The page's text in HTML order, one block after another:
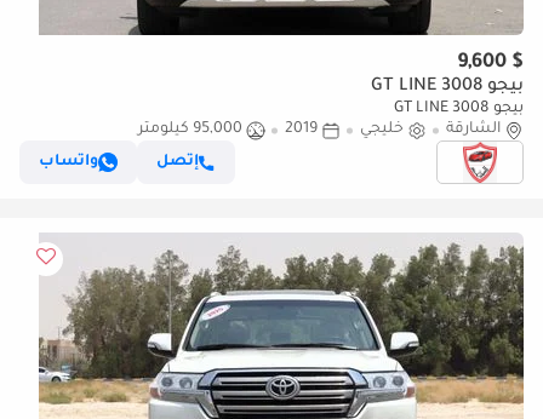
$ 9,600
بيجو 3008 GT LINE
بيجو 3008 GT LINE
الشارقة
خليجي 2019
95,000 كيلومتر
إتصل
واتساب